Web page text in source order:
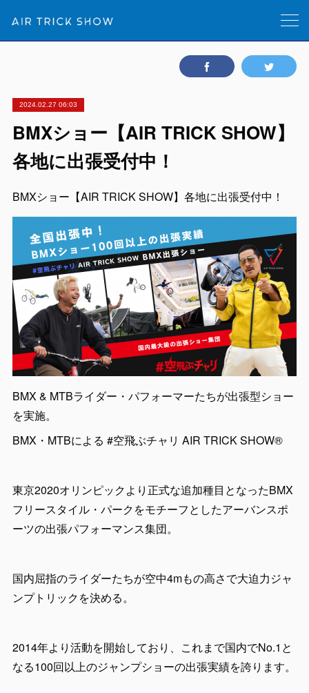
2024.02.27 06:03
BMXショー【AIR TRICK SHOW】
各地に出張受付中！
BMXショー【AIR TRICK SHOW】各地に出張受付中！
BMX & MTBライダー・パフォーマーたちが出張型ショー
を実施。
BMX・MTBによる #空飛ぶチャリ AIR TRICK SHOW®
東京2020オリンピックより正式な追加種目となったBMX
フリースタイル・パークをモチーフとしたアーバンスポ
ーツの出張パフォーマンス集団。
国内屈指のライダーたちが空中4mもの高さで大迫力ジャ
ンプトリックを決める。
2014年より活動を開始しており、これまで国内でNo.1と
なる100回以上のジャンプショーの出張実績を誇ります。